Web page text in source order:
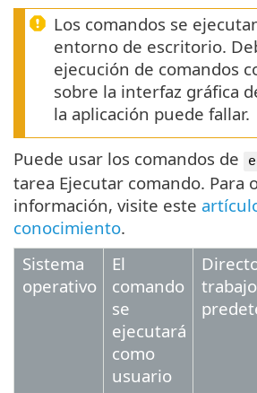
Los comandos se
entorno de escritorio.
ejecución de comandos
sobre la interfaz gráfica
la aplicación puede fallar.
Puede usar los comandos de
tarea Ejecutar comando. Para
información, visite este
conocimiento.
Sistema
operativo
El
comando
se
ejecutará
como
usuario
trabajo